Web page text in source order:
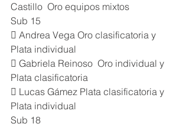
Castillo  Oro equipos mixtos
Sub 15
 Andrea Vega Oro clasificatoria y
Plata individual
 Gabriela Reinoso  Oro individual y
Plata clasificatoria
 Lucas Gámez Plata clasificatoria y
Plata individual
Sub 18